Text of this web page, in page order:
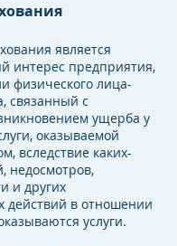
является
интерес предприятия,
физического лица-
связанный с
ущерба у
оказываемой
вследствие каких-
недосмотров,
и других
в отношении
услуги.